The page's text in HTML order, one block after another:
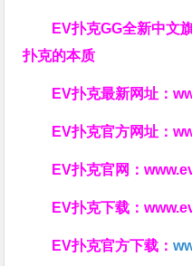
EV扑克GG全新中文
扑克的本质
EV扑克最新网址：
EV扑克官方网址：
EV扑克官网：
EV扑克下载：
EV扑克官方下载：